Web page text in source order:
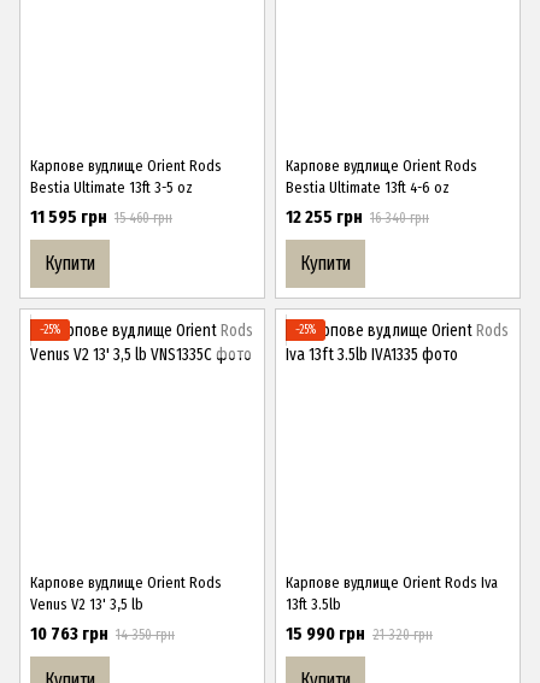
Карпове вудлище Orient Rods
Bestia Ultimate 13ft 3-5 oz
11 595 грн 15 460 грн
Купити
Карпове вудлище Orient Rods
Bestia Ultimate 13ft 4-6 oz
12 255 грн 16 340 грн
Купити
−25%
Карпове вудлище Orient Rods
Venus V2 13' 3,5 lb
10 763 грн 14 350 грн
−25%
Карпове вудлище Orient Rods Iva
13ft 3.5lb
15 990 грн 21 320 грн